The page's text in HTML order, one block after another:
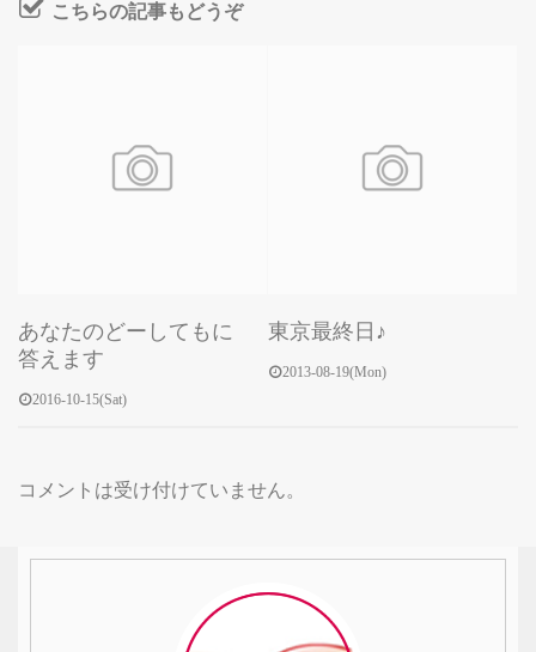
こちらの記事もどうぞ
あなたのどーしてもに
答えます
2016-10-15(Sat)
東京最終日♪
2013-08-19(Mon)
コメントは受け付けていません。